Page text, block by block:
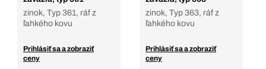
zinok, Typ 361, ráf z
ľahkého kovu
Prihlásiť sa a zobraziť
ceny
zinok, Typ 363, ráf z
ľahkého kovu
Prihlásiť sa a zobraziť
ceny